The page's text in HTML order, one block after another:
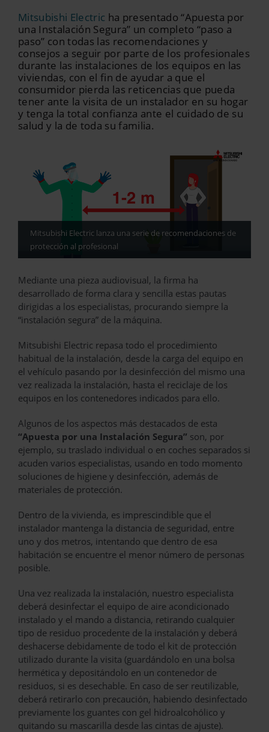
Mitsubishi Electric ha presentado “Apuesta por
una Instalación Segura” un completo “paso a
paso” con todas las recomendaciones y
consejos a seguir por parte de los profesionales
durante las instalaciones de los equipos en las
viviendas, con el fin de ayudar a que el
consumidor pierda las reticencias que pueda
tener ante la visita de un instalador en su hogar
y tenga la total confianza ante el cuidado de su
salud y la de toda su familia.
Mitsubishi Electric lanza una serie de recomendaciones de
protección al profesional
Mediante una pieza audiovisual, la firma ha
desarrollado de forma clara y sencilla estas pautas
dirigidas a los especialistas, procurando siempre la
“instalación segura” de la máquina.
Mitsubishi Electric repasa todo el procedimiento
habitual de la instalación, desde la carga del equipo en
el vehículo pasando por la desinfección del mismo una
vez realizada la instalación, hasta el reciclaje de los
equipos en los contenedores indicados para ello.
Algunos de los aspectos más destacados de esta
“Apuesta por una Instalación Segura” son, por
ejemplo, su traslado individual o en coches separados si
acuden varios especialistas, usando en todo momento
soluciones de higiene y desinfección, además de
materiales de protección.
Dentro de la vivienda, es imprescindible que el
instalador mantenga la distancia de seguridad, entre
uno y dos metros, intentando que dentro de esa
habitación se encuentre el menor número de personas
posible.
Una vez realizada la instalación, nuestro especialista
deberá desinfectar el equipo de aire acondicionado
instalado y el mando a distancia, retirando cualquier
tipo de residuo procedente de la instalación y deberá
deshacerse debidamente de todo el kit de protección
utilizado durante la visita (guardándolo en una bolsa
hermética y depositándolo en un contenedor de
residuos, si es desechable. En caso de ser reutilizable,
deberá retirarlo con precaución, habiendo desinfectado
previamente los guantes con gel hidroalcohólico y
quitando su mascarilla desde las cintas de ajuste).